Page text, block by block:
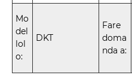
Mo
del
lol
o:
DKT
Fare
doma
nda a: